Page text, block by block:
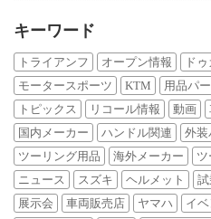
キーワード
トライアンフ オープン情報 ド
モータースポーツ
KTM 用品パ
トピックス
リコール情報 動画
国内メーカー
ハンドル関連 外装
ツーリング用品
海外メーカー
ニュース
スズキ ヘルメット 試
展示会
車両販売店 ヤマハ イベ